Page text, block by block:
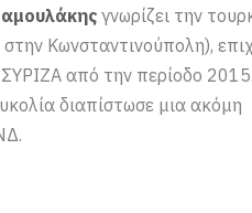
γνωρίζει την
Κωνσταντινούπολη),
από την περίοδο
διαπίστωσε μια ακόμη